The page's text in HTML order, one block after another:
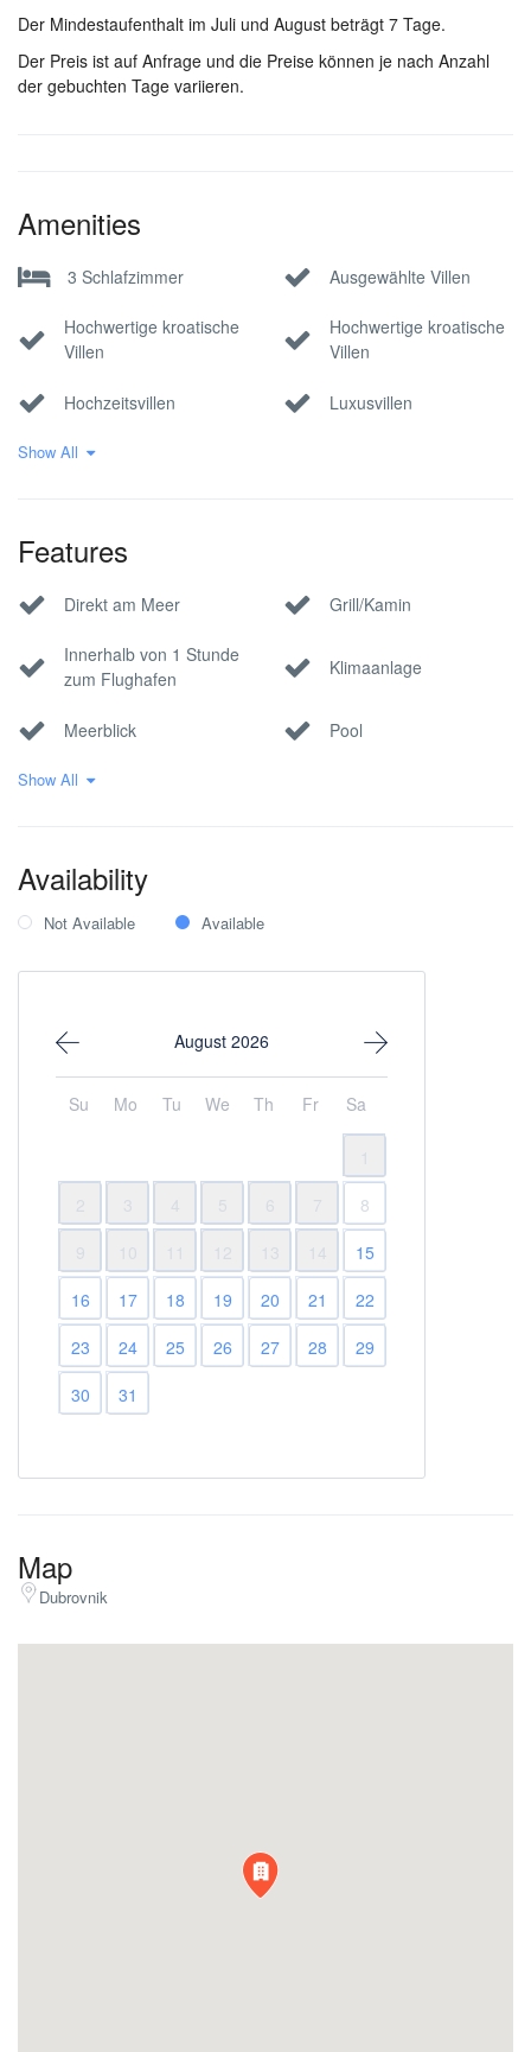
Der Mindestaufenthalt im Juli und August beträgt 7 Tage.
Der Preis ist auf Anfrage und die Preise können je nach Anzahl
der gebuchten Tage variieren.
Amenities
3 Schlafzimmer Ausgewählte Villen
Hochwertige kroatische
Villen
Hochwertige kroatische
Villen
Hochzeitsvillen Luxusvillen
Steinvillen
Show All
Features
Direkt am Meer Grill/Kamin
Innerhalb von 1 Stunde
zum Flughafen
Klimaanlage
Meerblick Pool
Privater Parkplatz
Show All
Availability
Not Available Available
August 2026
Su Mo Tu We Th Fr Sa
2
3 4 5 6 7
8
9
10 12 13 14
15
16
17 18 19 20 21
22
23
24 25 26 27 28
29
30
31
Map
Dubrovnik